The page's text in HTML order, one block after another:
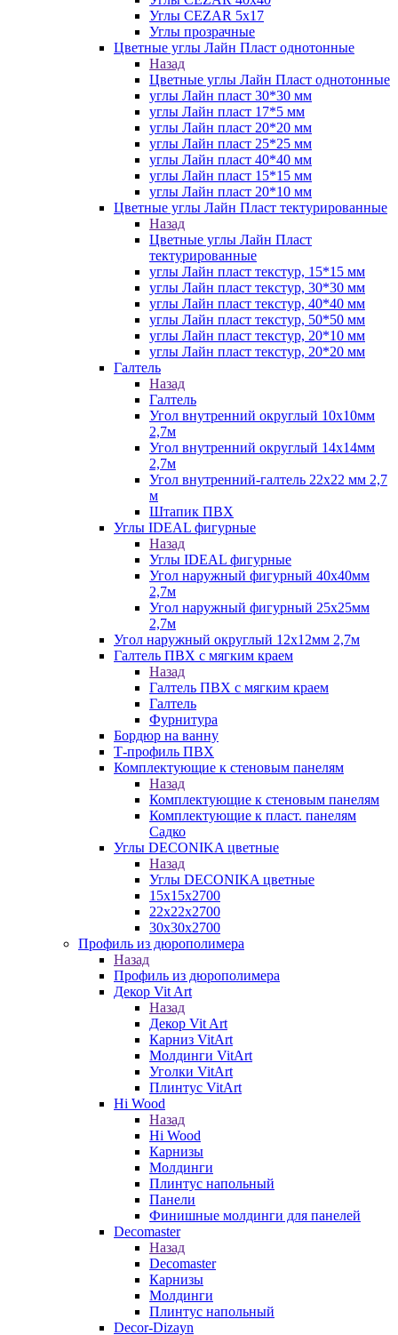
Углы CEZAR 5х17
Углы прозрачные
Цветные углы Лайн Пласт однотонные
Назад
Цветные углы Лайн Пласт однотонные
углы Лайн пласт 30*30 мм
углы Лайн пласт 17*5 мм
углы Лайн пласт 20*20 мм
углы Лайн пласт 25*25 мм
углы Лайн пласт 40*40 мм
углы Лайн пласт 15*15 мм
углы Лайн пласт 20*10 мм
Цветные углы Лайн Пласт тектурированные
Назад
Цветные углы Лайн Пласт
тектурированные
углы Лайн пласт текстур, 15*15 мм
углы Лайн пласт текстур, 30*30 мм
углы Лайн пласт текстур, 40*40 мм
углы Лайн пласт текстур, 50*50 мм
углы Лайн пласт текстур, 20*10 мм
углы Лайн пласт текстур, 20*20 мм
Галтель
Назад
Галтель
Угол внутренний округлый 10х10мм
2,7м
Угол внутренний округлый 14х14мм
2,7м
Угол внутренний-галтель 22х22 мм 2,7
м
Штапик ПВХ
Углы IDEAL фигурные
Назад
Углы IDEAL фигурные
Угол наружный фигурный 40х40мм
2,7м
Угол наружный фигурный 25х25мм
2,7м
Угол наружный округлый 12х12мм 2,7м
Галтель ПВХ с мягким краем
Назад
Галтель ПВХ с мягким краем
Галтель
Фурнитура
Бордюр на ванну
Т-профиль ПВХ
Комплектующие к стеновым панелям
Назад
Комплектующие к стеновым панелям
Комплектующие к пласт. панелям
Садко
Углы DECONIKA цветные
Назад
Углы DECONIKA цветные
15х15х2700
22х22х2700
30х30х2700
Профиль из дюрополимера
Назад
Профиль из дюрополимера
Декор Vit Art
Назад
Декор Vit Art
Карниз VitArt
Молдинги VitArt
Уголки VitArt
Плинтус VitArt
Hi Wood
Назад
Hi Wood
Карнизы
Молдинги
Плинтус напольный
Панели
Финишные молдинги для панелей
Decomaster
Назад
Decomaster
Карнизы
Молдинги
Плинтус напольный
Decor-Dizayn